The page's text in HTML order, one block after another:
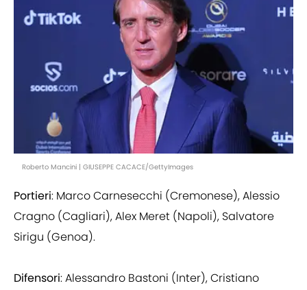
Roberto Mancini | GIUSEPPE CACACE/GettyImages
Portieri: Marco Carnesecchi (Cremonese), Alessio
Cragno (Cagliari), Alex Meret (Napoli), Salvatore
Sirigu (Genoa).
Difensori: Alessandro Bastoni (Inter), Cristiano